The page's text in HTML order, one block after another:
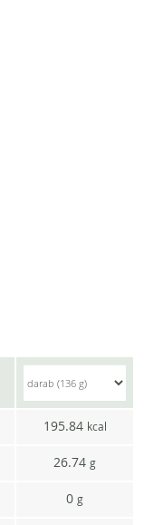
195.84 kcal
26.74 g
0 g